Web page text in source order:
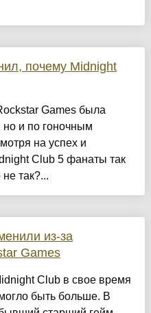
почему Midnight
Games была
но и по гоночным
на успех и
Club 5 фанаты так
так?...
из-за
Games
Club в свое время
быть больше. В